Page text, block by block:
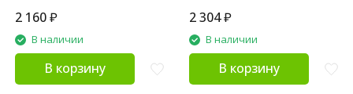
2 160₽
В наличии
В корзину
2 304₽
В наличии
В корзину